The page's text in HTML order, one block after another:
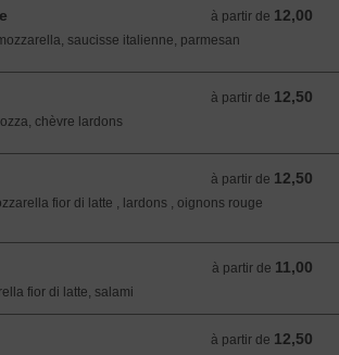
à partir de 12,00
à partir de 12,00 EUR
saucisse italienne, parmesan
à partir de 12,50
à partir de 12,50 EUR
chèvre lardons
à partir de 12,50
à partir de 12,50 EUR
fior di latte , lardons , oignons rouge
à partir de 11,00
à partir de 11,00 EUR
fior di latte, salami
à partir de 12,50
à partir de 12,50 EUR